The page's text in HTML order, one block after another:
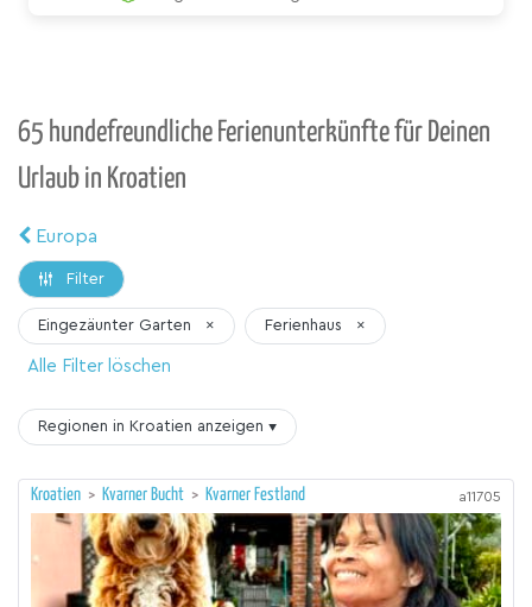
65 hundefreundliche Ferienunterkünfte für Deinen
Urlaub in Kroatien
Europa
Filter
Eingezäunter Garten × Ferienhaus ×
Alle Filter löschen
Regionen in Kroatien anzeigen ▾
Kroatien > Kvarner Bucht > Kvarner Festland a11705